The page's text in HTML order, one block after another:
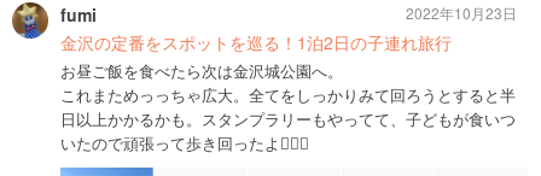
fumi
金沢の定番をスポットを巡る！1泊2日の子連れ旅行
お昼ご飯を食べたら次は金沢城公園へ。
これまためっっちゃ広大。全てをしっかりみて回ろうとすると半
日以上かかるかも。スタンプラリーもやってて、子どもが食いつ
いたので頑張って歩き回ったよ🚶🏻‍♀️
2022年10月23日